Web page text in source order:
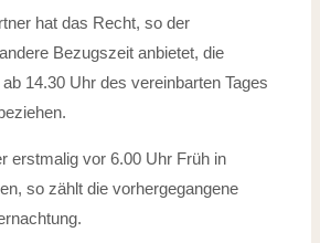
hat das Recht, so der
Bezugszeitanbietet, die
14.30 Uhr des vereinbarten Tages
erstmalig vor 6.00 Uhr Früh in
so zähltdie vorhergegangene